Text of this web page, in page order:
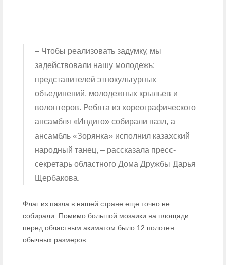
– Чтобы реализовать задумку, мы
задействовали нашу молодежь:
представителей этнокультурных
объединений, молодежных крыльев и
волонтеров. Ребята из хореографического
ансамбля «Индиго» собирали пазл, а
ансамбль «Зорянка» исполнил казахский
народный танец, – рассказала пресс-
секретарь областного Дома Дружбы Дарья
Щербакова.
Флаг из пазла в нашей стране еще точно не
собирали. Помимо большой мозаики на площади
перед областным акиматом было 12 полотен
обычных размеров.